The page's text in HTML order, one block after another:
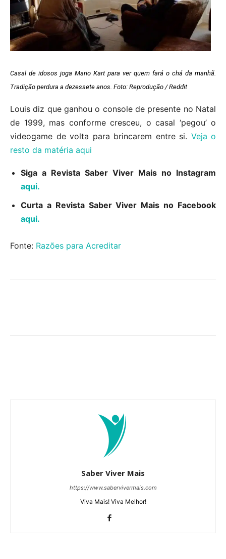
Casal de idosos joga Mario Kart para ver quem fará o chá da manhã.
Tradição perdura a dezessete anos. Foto: Reprodução / Reddit
Louis diz que ganhou o console de presente no Natal
de 1999, mas conforme cresceu, o casal ‘pegou’ o
videogame de volta para brincarem entre si. Veja o
resto da matéria aqui
Siga a Revista Saber Viver Mais no Instagram
aqui.
Curta a Revista Saber Viver Mais no Facebook
aqui.
Fonte: Razões para Acreditar
Saber Viver Mais
https://www.sabervivermais.com
Viva Mais! Viva Melhor!